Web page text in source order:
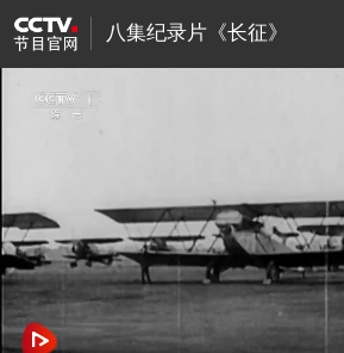
八集纪录片《长征》